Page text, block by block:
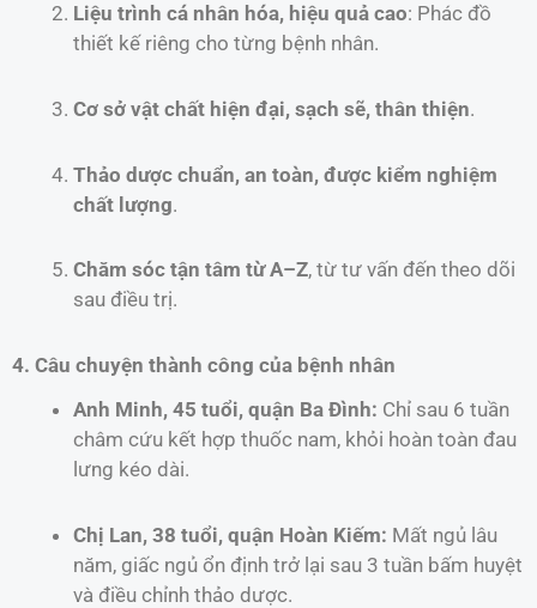
Liệu trình cá nhân hóa, hiệu quả cao: Phác đồ
thiết kế riêng cho từng bệnh nhân.
Cơ sở vật chất hiện đại, sạch sẽ, thân thiện.
Thảo dược chuẩn, an toàn, được kiểm nghiệm
chất lượng.
Chăm sóc tận tâm từ A–Z, từ tư vấn đến theo dõi
sau điều trị.
4. Câu chuyện thành công của bệnh nhân
Anh Minh, 45 tuổi, quận Ba Đình: Chỉ sau 6 tuần
châm cứu kết hợp thuốc nam, khỏi hoàn toàn đau
lưng kéo dài.
Chị Lan, 38 tuổi, quận Hoàn Kiếm: Mất ngủ lâu
năm, giấc ngủ ổn định trở lại sau 3 tuần bấm huyệt
và điều chỉnh thảo dược.